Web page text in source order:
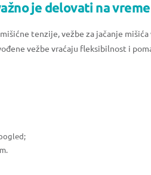
je delovati na vreme
tenzije, vežbe za jačanje mišića
vežbe vraćaju fleksibilnost i